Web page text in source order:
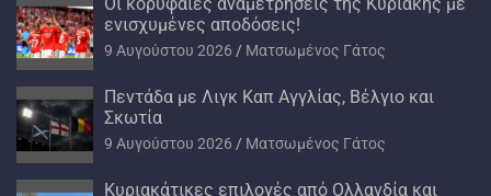
ενισχυμένες αποδόσεις!
9 Αυγούστου 2026 Ματσωμένος Γάτος
Πεντάδα με Λιγκ Καπ Αγγλίας, Βέλγιο και
Σκωτία
9 Αυγούστου 2026 Ματσωμένος Γάτος
Kυριακάτικες επιλογές από Ολλανδία και